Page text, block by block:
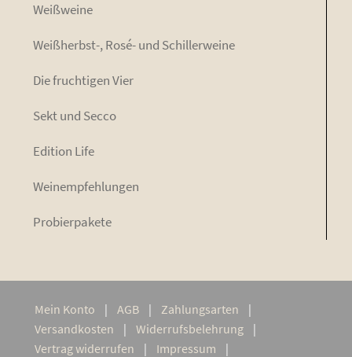
Weiß­wei­ne
Weiß­herbst-, Rosé- und Schillerweine
Die fruch­ti­gen Vier
Sekt und Secco
Edi­ti­on Life
Wein­emp­feh­lun­gen
Pro­bier­pa­ke­te
Mein Kon­to AGB
Zah­lungs­ar­ten
Ver­sand­kos­ten
Wider­rufs­be­leh­rung
Ver­trag widerrufen
Impres­sum